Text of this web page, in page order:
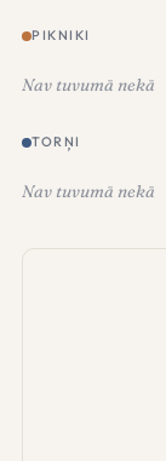
PIKNIKI
Nav tuvumā nekā
TORŅI
Nav tuvumā nekā